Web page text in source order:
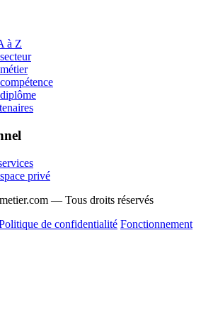
à Z
privé
— Tous droits réservés
de confidentialité Fonctionnement